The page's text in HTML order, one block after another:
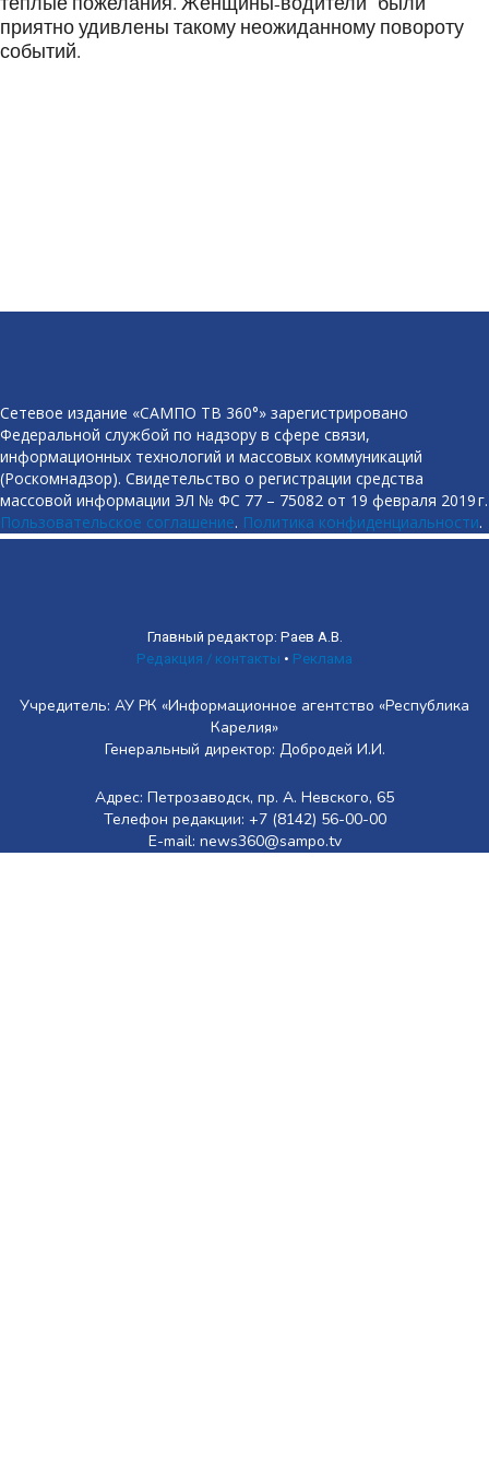
приятно удивлены такому неожиданному повороту
событий.
Сетевое издание «САМПО ТВ 360°» зарегистрировано
Федеральной службой по надзору в сфере связи,
информационных технологий и массовых коммуникаций
(Роскомнадзор). Свидетельство о регистрации средства
массовой информации ЭЛ № ФС 77 – 75082 от 19 февраля 2019 г.
Пользовательское соглашение. Политика конфиденциальности.
Главный редактор: Раев А.В.
Редакция / контакты • Реклама
Учредитель: АУ РК «Информационное агентство «Республика
Карелия»
Генеральный директор: Добродей И.И.
Адрес: Петрозаводск, пр. А. Невского, 65
Телефон редакции: +7 (8142) 56-00-00
E-mail: news360@sampo.tv